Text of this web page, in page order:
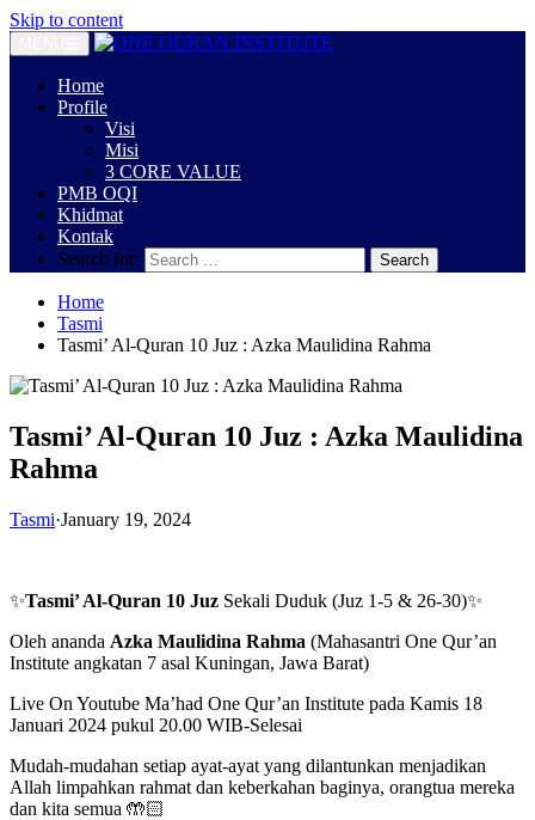
Skip to content
Home
Profile
Visi
Misi
3 CORE VALUE
PMB OQI
Khidmat
Kontak
Search for:
Home
Tasmi
Tasmi’ Al-Quran 10 Juz : Azka Maulidina Rahma
Tasmi’ Al-Quran 10 Juz : Azka Maulidina
Rahma
Tasmi·January 19, 2024
✨Tasmi’ Al-Quran 10 Juz Sekali Duduk (Juz 1-5 & 26-30)✨
Oleh ananda Azka Maulidina Rahma (Mahasantri One Qur’an
Institute angkatan 7 asal Kuningan, Jawa Barat)
Live On Youtube Ma’had One Qur’an Institute pada Kamis 18
Januari 2024 pukul 20.00 WIB-Selesai
Mudah-mudahan setiap ayat-ayat yang dilantunkan menjadikan
Allah limpahkan rahmat dan keberkahan baginya, orangtua mereka
dan kita semua 🤲🏻